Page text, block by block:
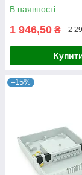
дверцятами, IP65
В наявності
1 946,50 ₴ 2
–15%